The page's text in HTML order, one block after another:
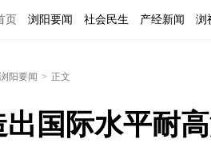
页 浏阳要闻 社会民生 产经新闻 浏
浏阳要闻 > 正文
国际水平耐